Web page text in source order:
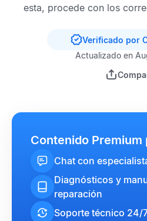
esta, procede con los
Verificado por
Actualizado en
Contenido Premium
Chat con
Diagnósticos y
reparación
Soporte técnico 24/